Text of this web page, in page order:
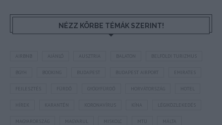
NÉZZ KÖRBE TÉMÁK SZERINT!
AUSZTRIA BALATON BELFÖLDI TURIZMUS
BUDAPEST BUDAPEST AIRPORT EMIRATES
FEJLESZTÉS HORVÁTORSZÁG HOTEL
KARANTÉN LÉGIKÖZLEKEDÉS
MAGYARORSZÁG MTÜ MÁLTA